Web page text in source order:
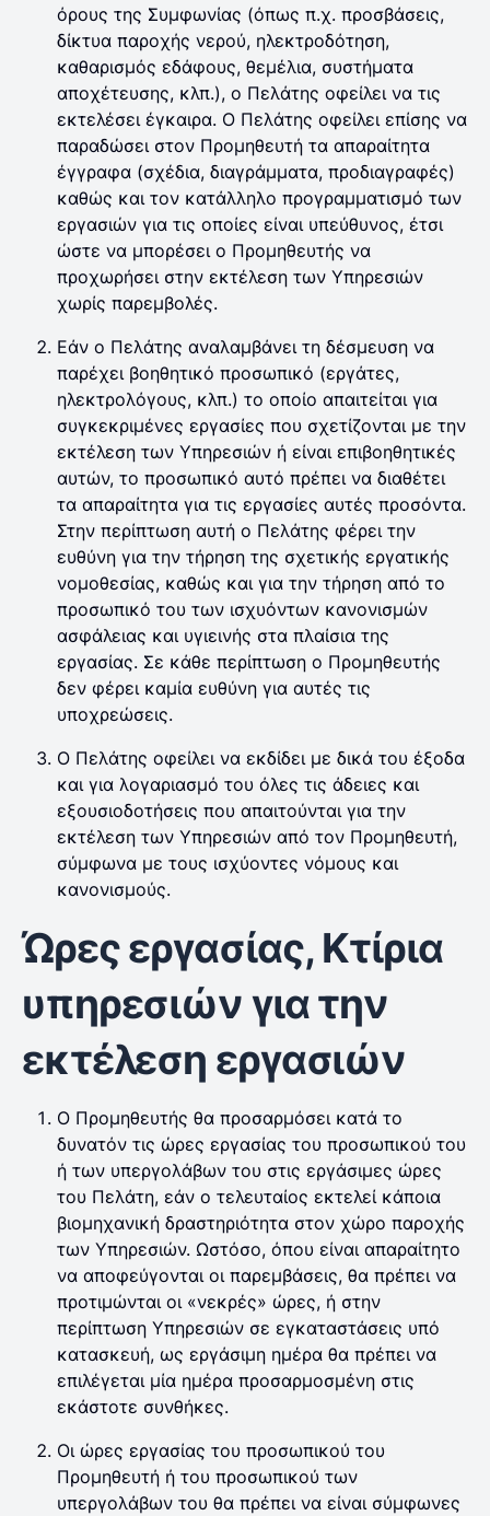
όρους της Συμφωνίας (όπως π.χ. προσβάσεις,
δίκτυα παροχής νερού, ηλεκτροδότηση,
καθαρισμός εδάφους, θεμέλια, συστήματα
αποχέτευσης, κλπ.), ο Πελάτης οφείλει να τις
εκτελέσει έγκαιρα. Ο Πελάτης οφείλει επίσης να
παραδώσει στον Προμηθευτή τα απαραίτητα
έγγραφα (σχέδια, διαγράμματα, προδιαγραφές)
καθώς και τον κατάλληλο προγραμματισμό των
εργασιών για τις οποίες είναι υπεύθυνος, έτσι
ώστε να μπορέσει ο Προμηθευτής να
προχωρήσει στην εκτέλεση των Υπηρεσιών
χωρίς παρεμβολές.
Εάν ο Πελάτης αναλαμβάνει τη δέσμευση να
παρέχει βοηθητικό προσωπικό (εργάτες,
ηλεκτρολόγους, κλπ.) το οποίο απαιτείται για
συγκεκριμένες εργασίες που σχετίζονται με την
εκτέλεση των Υπηρεσιών ή είναι επιβοηθητικές
αυτών, το προσωπικό αυτό πρέπει να διαθέτει
τα απαραίτητα για τις εργασίες αυτές προσόντα.
Στην περίπτωση αυτή ο Πελάτης φέρει την
ευθύνη για την τήρηση της σχετικής εργατικής
νομοθεσίας, καθώς και για την τήρηση από το
προσωπικό του των ισχυόντων κανονισμών
ασφάλειας και υγιεινής στα πλαίσια της
εργασίας. Σε κάθε περίπτωση ο Προμηθευτής
δεν φέρει καμία ευθύνη για αυτές τις
υποχρεώσεις.
Ο Πελάτης οφείλει να εκδίδει με δικά του έξοδα
και για λογαριασμό του όλες τις άδειες και
εξουσιοδοτήσεις που απαιτούνται για την
εκτέλεση των Υπηρεσιών από τον Προμηθευτή,
σύμφωνα με τους ισχύοντες νόμους και
κανονισμούς.
Ώρες εργασίας, Κτίρια
υπηρεσιών για την
εκτέλεση εργασιών
Ο Προμηθευτής θα προσαρμόσει κατά το
δυνατόν τις ώρες εργασίας του προσωπικού του
ή των υπεργολάβων του στις εργάσιμες ώρες
του Πελάτη, εάν ο τελευταίος εκτελεί κάποια
βιομηχανική δραστηριότητα στον χώρο παροχής
των Υπηρεσιών. Ωστόσο, όπου είναι απαραίτητο
να αποφεύγονται οι παρεμβάσεις, θα πρέπει να
προτιμώνται οι «νεκρές» ώρες, ή στην
περίπτωση Υπηρεσιών σε εγκαταστάσεις υπό
κατασκευή, ως εργάσιμη ημέρα θα πρέπει να
επιλέγεται μία ημέρα προσαρμοσμένη στις
εκάστοτε συνθήκες.
Οι ώρες εργασίας του προσωπικού του
Προμηθευτή ή του προσωπικού των
υπεργολάβων του θα πρέπει να είναι σύμφωνες